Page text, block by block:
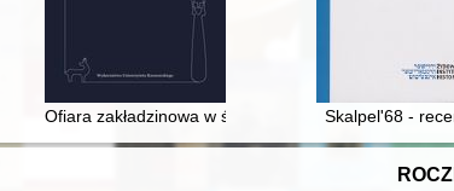
Aktów Dawnych Miasta Krakowa w zasobie
Ofiara zakładzinowa w świecie Skalpel'68 -